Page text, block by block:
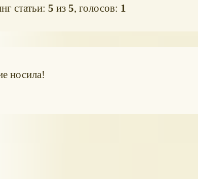
статьи:5 из5, голосов: 1
носила!